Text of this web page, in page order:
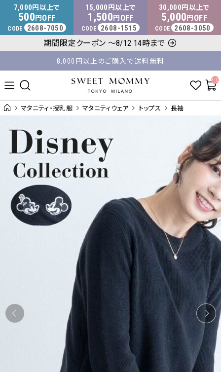
マタニティウェア・授乳服のスウィートマミー
7,000円以上で
500円OFF
CODE 2608-7050
15,000 円以上で
1,500 円 OFF
CODE 2608-1515
30,000 円以上で
5,000 円 OFF
CODE 2608-3050
期間限定クーポン ～8/12 14時まで
平日14時 / 土日祝12時まで のご注文で当日出荷！
8,000円以上のご購入で送料無料
マタニティ・授乳服 マタニティウェア トップス 長袖